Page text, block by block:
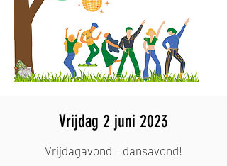
Vrijdag 2 juni 2023
Vrijdagavond = dansavond!